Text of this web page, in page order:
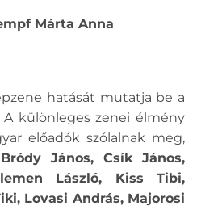
Márta Anna
hatását mutatja be a
különleges zenei élmény
előadók szólalnak meg,
János, Csík János,
László, Kiss Tibi,
Lovasi András, Majorosi